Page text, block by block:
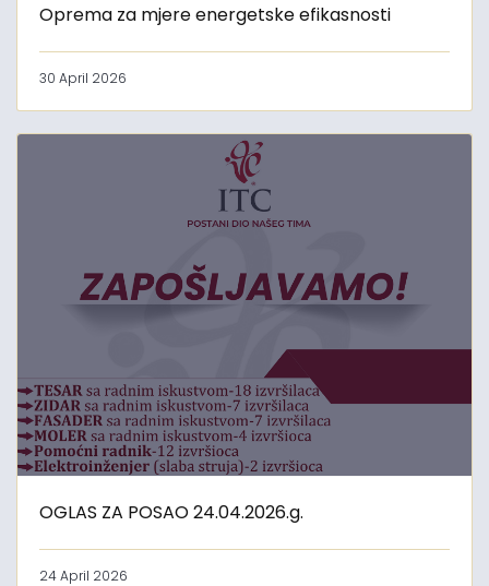
Oprema za mjere energetske efikasnosti
30 April 2026
OGLAS ZA POSAO 24.04.2026.g.
24 April 2026